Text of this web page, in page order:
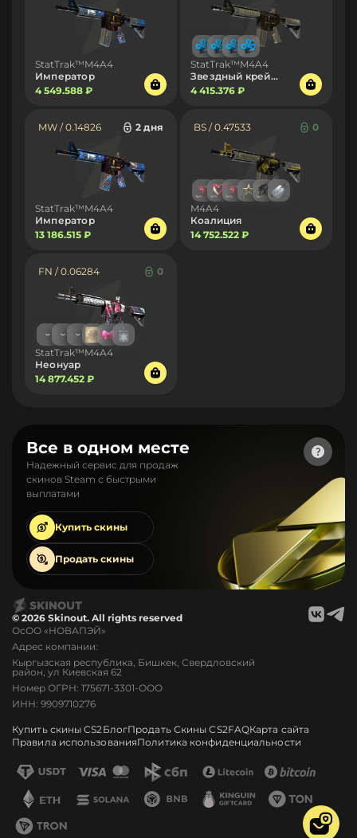
StatTrak™M4A4
Император
4 549.588 ₽
StatTrak™M4A4
Звездный крейсер
4 415.376 ₽
MW / 0.14826 2 дня
StatTrak™M4A4
Император
13 186.515 ₽
BS / 0.47533 0
M4A4
Коалиция
14 752.522 ₽
FN / 0.06284 0
StatTrak™M4A4
Неонуар
14 877.452 ₽
Все в одном месте
Надежный сервис для продаж
скинов Steam с быстрыми
выплатами
Купить скины
Продать скины
© 2026 Skinout. All rights reserved
ОсОО «НОВАПЭЙ»
Адрес компании:
Кыргызская республика, Бишкек, Свердловский
район, ул Киевская 62
Номер ОГРН: 175671-3301-ООО
ИНН: 9909710276
Купить скины CS2 БлогПродать Скины CS2FAQКарта сайта
Правила использованияПолитика конфиденциальности